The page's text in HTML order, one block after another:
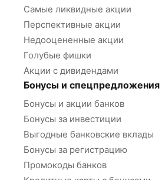
Самые ликвидные акции
Перспективные акции
Недооцененные акции
Голубые фишки
Акции с дивидендами
Бонусы и спецпредложения
Бонусы и акции банков
Бонусы за инвестиции
Выгодные банковские вклады
Бонусы за регистрацию
Промокоды банков